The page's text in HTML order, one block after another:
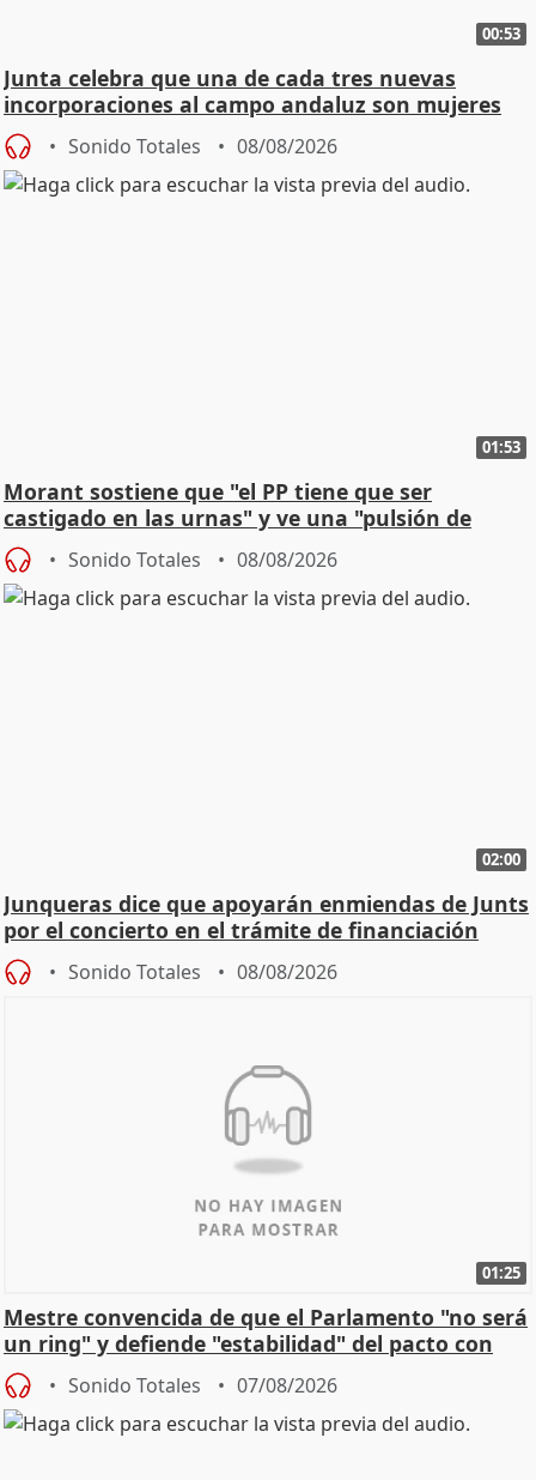
00:53
Junta celebra que una de cada tres nuevas
incorporaciones al campo andaluz son mujeres
jóvenes
Sonido Totales 08/08/2026
01:53
Morant sostiene que "el PP tiene que ser
castigado en las urnas" y ve una "pulsión de
cambio"
Sonido Totales 08/08/2026
02:00
Junqueras dice que apoyarán enmiendas de Junts
por el concierto en el trámite de financiación
Sonido Totales 08/08/2026
01:25
Mestre convencida de que el Parlamento "no será
un ring" y defiende "estabilidad" del pacto con
Vox
Sonido Totales 07/08/2026